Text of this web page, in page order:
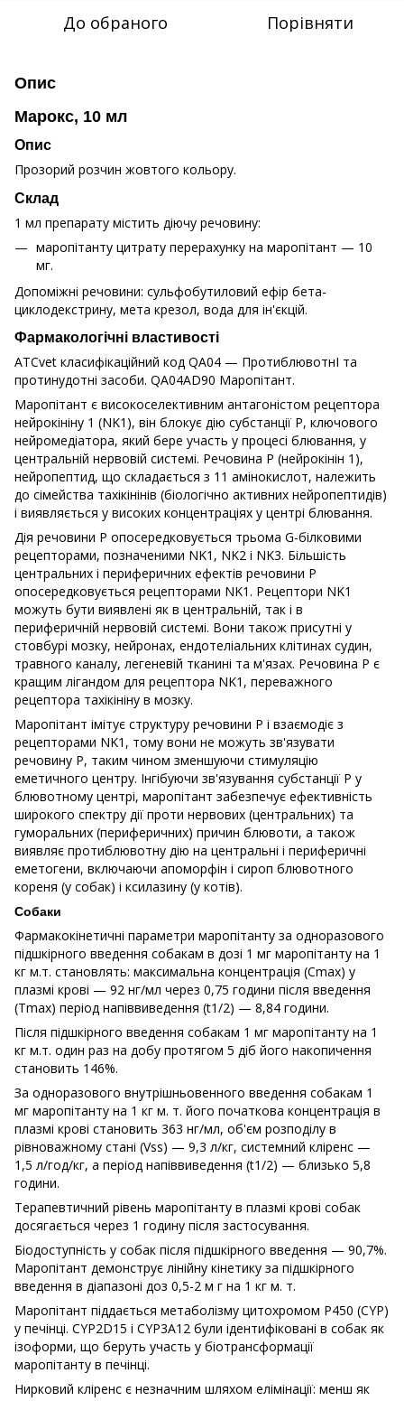
До обраного Порівняти
Опис
Марокс, 10 мл
Опис
Прозорий розчин жовтого кольору.
Склад
1 мл препарату містить діючу речовину:
маропітанту цитрату перерахунку на маропітант — 10
мг.
Допоміжні речовини: сульфобутиловий ефір бета-
циклодекстрину, мета крезол, вода для ін'єкцій.
Фармакологічні властивості
ATCvet класифікаційний код QA04 — ПротиблювотнІ та
протинудотні засоби. QA04AD90 Маропітант.
Маропітант є високоселективним антагоністом рецептора
нейрокініну 1 (NK1), він блокує дію субстанції Р, ключового
нейромедіатора, який бере участь у процесі блювання, у
центральній нервовій системі. Речовина Р (нейрокінін 1),
нейропептид, що складається з 11 амінокислот, належить
до сімейства тахікінінів (біологічно активних нейропептидів)
і виявляється у високих концентраціях у центрі блювання.
Дія речовини Р опосередковується трьома G-білковими
рецепторами, позначеними NK1, NK2 і NK3. Більшість
центральних і периферичних ефектів речовини Р
опосередковується рецепторами NK1. Рецептори NK1
можуть бути виявлені як в центральній, так і в
периферичній нервовій системі. Вони також присутні у
стовбурі мозку, нейронах, ендотеліальних клітинах судин,
травного каналу, легеневій тканині та м'язах. Речовина Р є
кращим лігандом для рецептора NK1, переважного
рецептора тахікініну в мозку.
Маропітант імітує структуру речовини Р і взаємодіє з
рецепторами NK1, тому вони не можуть зв'язувати
речовину Р, таким чином зменшуючи стимуляцію
еметичного центру. Інгібуючи зв'язування субстанції Р у
блювотному центрі, маропітант забезпечує ефективність
широкого спектру дії проти нервових (центральних) та
гуморальних (периферичних) причин блювоти, а також
виявляє протиблювотну дію на центральні і периферичні
еметогени, включаючи апоморфін і сироп блювотного
кореня (у собак) і ксилазину (у котів).
Собаки
Фармакокінетичні параметри маропітанту за одноразового
підшкірного введення собакам в дозі 1 мг маропітанту на 1
кг м.т. становлять: максимальна концентрація (Cmax) у
плазмі крові — 92 нг/мл через 0,75 години після введення
(Tmax) період напіввиведення (t1/2) — 8,84 години.
Після підшкірного введення собакам 1 мг маропітанту на 1
кг м.т. один раз на добу протягом 5 діб його накопичення
становить 146%.
За одноразового внутрішньовенного введення собакам 1
мг маропітанту на 1 кг м. т. його початкова концентрація в
плазмі крові становить 363 нг/мл, об'єм розподілу в
рівноважному стані (Vss) — 9,3 л/кг, системний кліренс —
1,5 л/год/кг, а період напіввиведення (t1/2) — близько 5,8
години.
Терапевтичний рівень маропітанту в плазмі крові собак
досягається через 1 годину після застосування.
Біодоступність у собак після підшкірного введення — 90,7%.
Маропітант демонструє лінійну кінетику за підшкірного
введення в діапазоні доз 0,5-2 м г на 1 кг м. т.
Маропітант піддається метаболізму цитохромом Р450 (CYP)
у печінці. CYP2D15 і CYP3A12 були ідентифіковані в собак як
ізоформи, що беруть участь у біотрансформації
маропітанту в печінці.
Нирковий кліренс є незначним шляхом елімінації: менш як